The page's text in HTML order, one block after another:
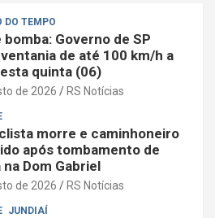
DO TEMPO
bomba: Governo de SP
de até 100 km/h a
quinta (06)
de 2026 RS Notícias
morre e caminhoneiro
após tombamento de
Dom Gabriel
de 2026 RS Notícias
JUNDIAÍ